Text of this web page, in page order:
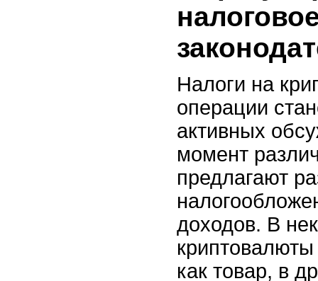
Налоги на
операции
активных
момент
предлагают
доходов. В
как товар, в